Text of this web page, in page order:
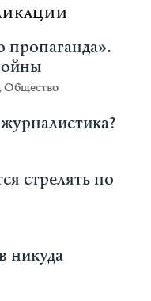
пропаганда».
,Общество
стрелять по
никуда